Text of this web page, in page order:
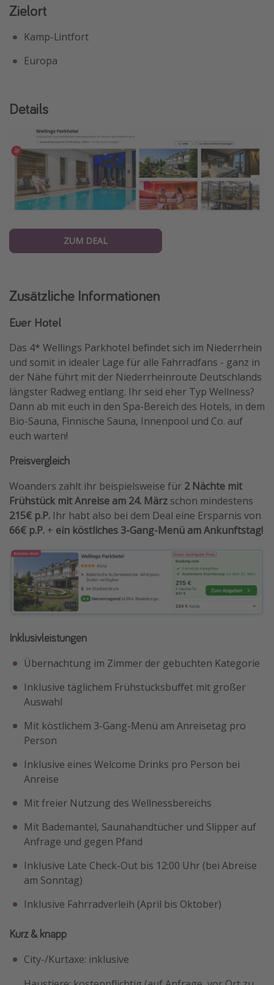
Zielort
Kamp-Lintfort
Europa
Details
ZUM DEAL
Zusätzliche Informationen
Euer Hotel
Das 4* Wellings Parkhotel befindet sich im Niederrhein
und somit in idealer Lage für alle Fahrradfans - ganz in
der Nähe führt mit der Niederrheinroute Deutschlands
längster Radweg entlang. Ihr seid eher Typ Wellness?
Dann ab mit euch in den Spa-Bereich des Hotels, in dem
Bio-Sauna, Finnische Sauna, Innenpool und Co. auf
euch warten!
Preisvergleich
Woanders zahlt ihr beispielsweise für 2 Nächte mit
Frühstück mit Anreise am 24. März schon mindestens
215€ p.P. Ihr habt also bei dem Deal eine Ersparnis von
66€ p.P. + ein köstliches 3-Gang-Menü am Ankunftstag!
Inklusivleistungen
Übernachtung im Zimmer der gebuchten Kategorie
Inklusive täglichem Frühstücksbuffet mit großer
Auswahl
Mit köstlichem 3-Gang-Menü am Anreisetag pro
Person
Inklusive eines Welcome Drinks pro Person bei
Anreise
Mit freier Nutzung des Wellnessbereichs
Mit Bademantel, Saunahandtücher und Slipper auf
Anfrage und gegen Pfand
Inklusive Late Check-Out bis 12:00 Uhr (bei Abreise
am Sonntag)
Inklusive Fahrradverleih (April bis Oktober)
Kurz & knapp
City-/Kurtaxe: inklusive